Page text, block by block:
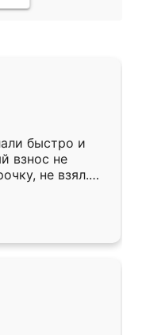
быстро и
взнос не
не взял.
с прямыми